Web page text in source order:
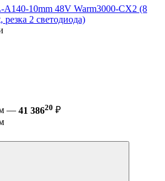
A140-10mm 48V Warm3000-CX2 (8
2 светодиода)
м — 41 38620 ₽